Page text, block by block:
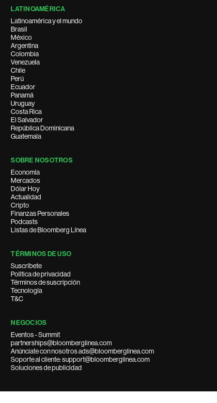
LATINOAMÉRICA
Latinoamérica y el mundo
Brasil
México
Argentina
Colombia
Venezuela
Chile
Perú
Ecuador
Panamá
Uruguay
Costa Rica
El Salvador
República Dominicana
Guatemala
SOBRE NOSOTROS
Economía
Mercados
Dólar Hoy
Actualidad
Cripto
Finanzas Personales
Podcasts
Listas de Bloomberg Línea
TÉRMINOS DE USO
Suscríbete
Política de privacidad
Términos de suscripción
Tecnología
T&C
NEGOCIOS
Eventos - Summit
partnerships@bloomberglinea.com
Anúnciate con nosotros ads@bloomberglinea.com
Soporte al cliente: support@bloomberglinea.com
Soluciones de publicidad